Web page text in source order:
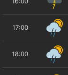
17:00
18:00